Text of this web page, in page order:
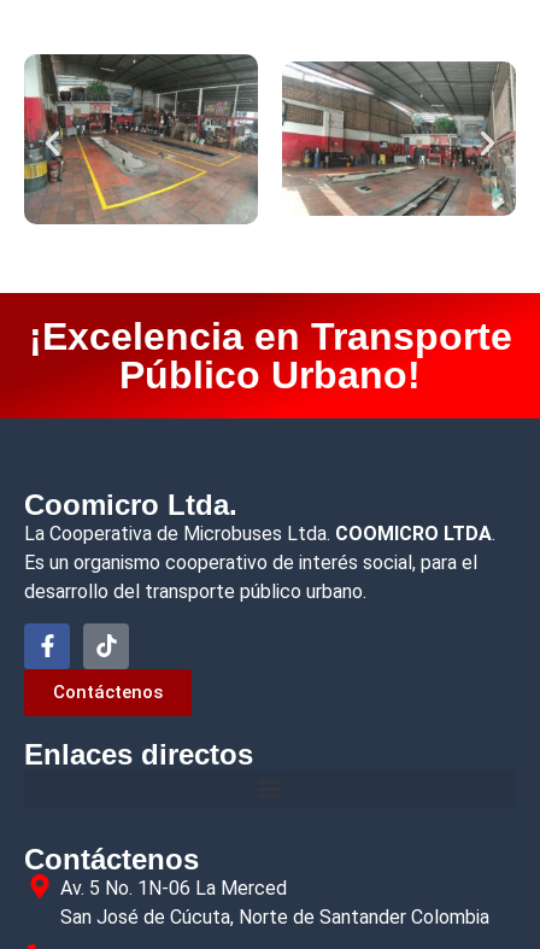
¡Excelencia en Transporte
Público Urbano!
Coomicro Ltda.
La Cooperativa de Microbuses Ltda. COOMICRO LTDA.
Es un organismo cooperativo de interés social, para el
desarrollo del transporte público urbano.
Contáctenos
Enlaces directos
Contáctenos
Av. 5 No. 1N-06 La Merced
San José de Cúcuta, Norte de Santander Colombia